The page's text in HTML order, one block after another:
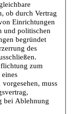
ob durch Vertrag
Einrichtungen
und politischen
begründet
des
zum
vorgesehen, muss
bei Ablehnung